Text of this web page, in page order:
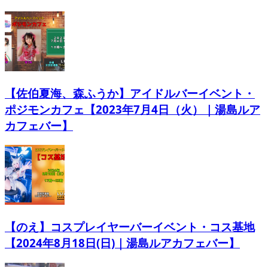
【佐伯夏海、森ふうか】アイドルバーイベント・
ポジモンカフェ【2023年7月4日（火）｜湯島ルア
カフェバー】
【のえ】コスプレイヤーバーイベント・コス基地
【2024年8月18日(日)｜湯島ルアカフェバー】